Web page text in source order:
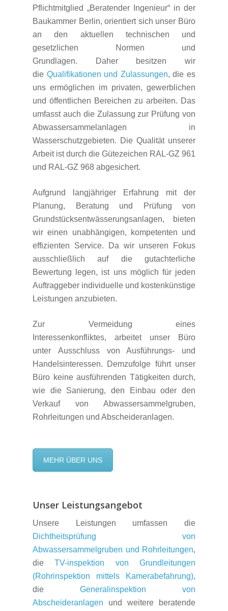
Pflichtmitglied „Beratender Ingenieur“ in der
Baukammer Berlin, orientiert sich unser Büro
an den aktuellen technischen und
gesetzlichen Normen und
Grundlagen. Daher besitzen wir
die Qualifikationen und Zulassungen, die es
uns ermöglichen im privaten, gewerblichen
und öffentlichen Bereichen zu arbeiten. Das
umfasst auch die Zulassung zur Prüfung von
Abwassersammelanlagen in
Wasserschutzgebieten. Die Qualität unserer
Arbeit ist durch die Gütezeichen RAL-GZ 961
und RAL-GZ 968 abgesichert.
Aufgrund langjähriger Erfahrung mit der
Planung, Beratung und Prüfung von
Grundstücksentwässerungsanlagen, bieten
wir einen unabhängigen, kompetenten und
effizienten Service. Da wir unseren Fokus
ausschließlich auf die gutachterliche
Bewertung legen, ist uns möglich für jeden
Auftraggeber individuelle und kostenkünstige
Leistungen anzubieten.
Zur Vermeidung eines
Interessenkonfliktes, arbeitet unser Büro
unter Ausschluss von Ausführungs- und
Handelsinteressen. Demzufolge führt unser
Büro keine ausführenden Tätigkeiten durch,
wie die Sanierung, den Einbau oder den
Verkauf von Abwassersammelgruben,
Rohrleitungen und Abscheideranlagen.
MEHR ÜBER UNS
Unser Leistungsangebot
Unsere Leistungen umfassen die
Dichtheitsprüfung von
Abwassersammelgruben und Rohrleitungen,
dieTV-inspektion von Grundleitungen
(Rohrinspektion mittels Kamerabefahrung),
die Generalinspektion von
Abscheideranlagen und weitere beratende